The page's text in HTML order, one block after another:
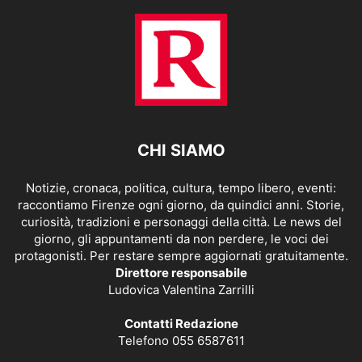
CHI SIAMO
Notizie, cronaca, politica, cultura, tempo libero, eventi:
raccontiamo Firenze ogni giorno, da quindici anni. Storie,
curiosità, tradizioni e personaggi della città. Le news del
giorno, gli appuntamenti da non perdere, le voci dei
protagonisti. Per restare sempre aggiornati gratuitamente.
Direttore responsabile
Ludovica Valentina Zarrilli
Contatti Redazione
Telefono 055 6587611